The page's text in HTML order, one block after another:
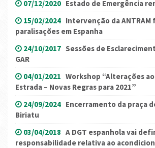
07/12/2020 Estado de Emergência
15/02/2024 Intervenção da ANTRAM
paralisações em Espanha
24/10/2017 Sessões de
GAR
04/01/2021 Workshop “Alterações
Estrada – Novas Regras para 2021”
24/09/2024 Encerramento da praça
Biriatu
03/04/2018 A DGT espanhola vai
responsabilidade relativa ao